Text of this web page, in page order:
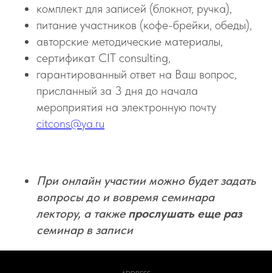
комплект для записей (блокнот, ручка),
питание участников (кофе-брейки, обеды),
авторские методические материалы,
сертификат CIT consulting,
гарантированный ответ на Ваш вопрос,
присланный за 3 дня до начала
мероприятия на электронную почту
citcons@ya.ru
При онлайн участии можно будет задать
вопросы до и вовремя семинара
лектору, а также прослушать еще раз
семинар в записи